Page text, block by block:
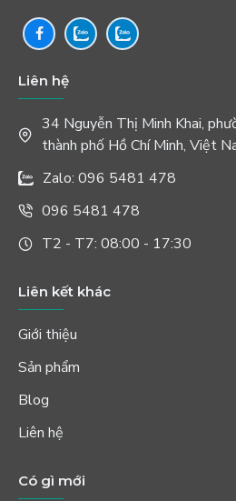
Liên hệ
34 Nguyễn Thị Minh Khai,
thành phố Hồ Chí Minh, Việt
Zalo: 096 5481 478
096 5481 478
T2 - T7: 08:00 - 17:30
Liên kết khác
Giới thiệu
Sản phẩm
Blog
Liên hệ
Có gì mới